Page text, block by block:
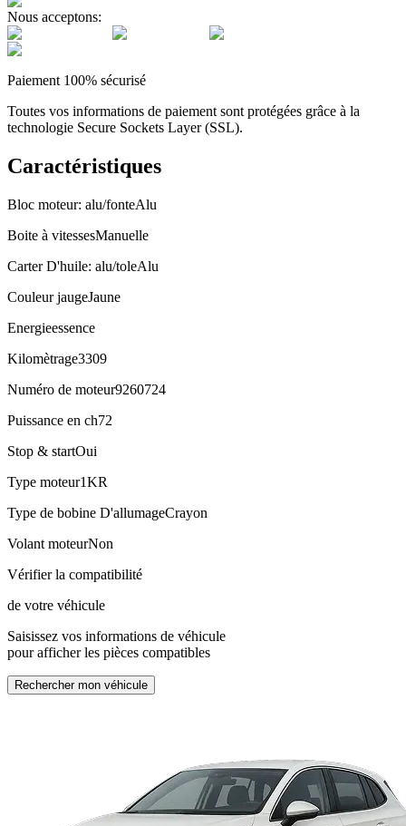
Nous acceptons:
Paiement 100% sécurisé
Toutes vos informations de paiement sont protégées grâce à la
technologie Secure Sockets Layer (SSL).
Caractéristiques
Bloc moteur: alu/fonteAlu
Boite à vitessesManuelle
Carter D'huile: alu/toleAlu
Couleur jaugeJaune
Energieessence
Kilomètrage3309
Numéro de moteur9260724
Puissance en ch72
Stop & startOui
Type moteur1KR
Type de bobine D'allumageCrayon
Volant moteurNon
Vérifier la compatibilité
de votre véhicule
Saisissez vos informations de véhicule
pour afficher les pièces compatibles
Rechercher mon véhicule